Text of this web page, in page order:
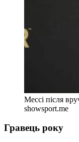
Мессі після
showsport.me
Гравець року